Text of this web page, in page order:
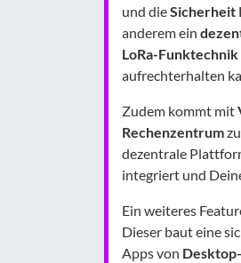
und dieSicherheit
anderem ein
LoRa-Funktechnik
aufrechterhalten
Zudem kommt mit
Rechenzentrum
dezentrale
integriert und
Ein weiteres
Dieser baut eine
Apps von